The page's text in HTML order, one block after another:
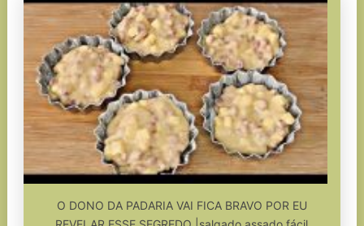
O DONO DA PADARIA VAI FICA BRAVO POR EU